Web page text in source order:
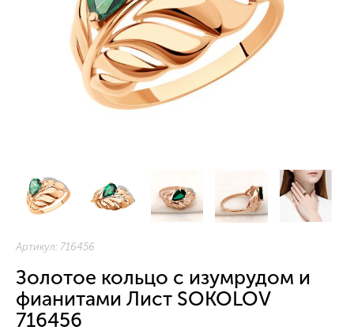
Артикул: 716456
Золотое кольцо с изумрудом и
фианитами Лист SOKOLOV
716456